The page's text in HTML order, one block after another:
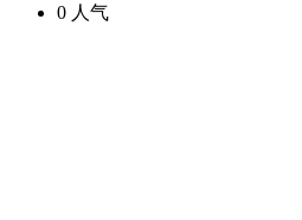
0 人气